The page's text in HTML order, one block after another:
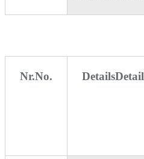
Nr.No. DetailsDetail